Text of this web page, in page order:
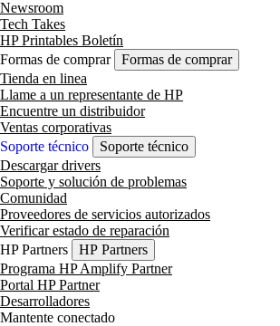
Newsroom
Tech Takes
HP Printables Boletín
Formas de comprar
Formas de comprar
Tienda en linea
Llame a un representante de HP
Encuentre un distribuidor
Ventas corporativas
Soporte técnico
Soporte técnico
Descargar drivers
Soporte y solución de problemas
Comunidad
Proveedores de servicios autorizados
Verificar estado de reparación
HP Partners
HP Partners
Programa HP Amplify Partner
Portal HP Partner
Desarrolladores
Mantente conectado